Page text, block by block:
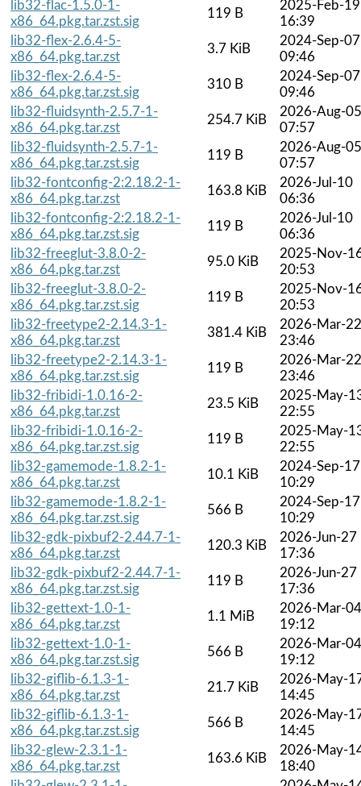
lib32-flac-1.5.0-1-
x86_64.pkg.tar.zst.sig
119 B
2025-Feb-19
16:39
lib32-flex-2.6.4-5-
x86_64.pkg.tar.zst
3.7 KiB
2024-Sep-07
09:46
lib32-flex-2.6.4-5-
x86_64.pkg.tar.zst.sig
310 B
2024-Sep-07
09:46
lib32-fluidsynth-2.5.7-1-
x86_64.pkg.tar.zst
254.7 KiB
2026-Aug-05
07:57
lib32-fluidsynth-2.5.7-1-
x86_64.pkg.tar.zst.sig
119 B
2026-Aug-05
07:57
lib32-fontconfig-2:2.18.2-1-
x86_64.pkg.tar.zst
163.8 KiB
2026-Jul-10
06:36
lib32-fontconfig-2:2.18.2-1-
x86_64.pkg.tar.zst.sig
119 B
2026-Jul-10
06:36
lib32-freeglut-3.8.0-2-
x86_64.pkg.tar.zst
95.0 KiB
2025-Nov-
20:53
lib32-freeglut-3.8.0-2-
x86_64.pkg.tar.zst.sig
119 B
2025-Nov-
20:53
lib32-freetype2-2.14.3-1-
x86_64.pkg.tar.zst
381.4 KiB
2026-Mar-22
23:46
lib32-freetype2-2.14.3-1-
x86_64.pkg.tar.zst.sig
119 B
2026-Mar-22
23:46
lib32-fribidi-1.0.16-2-
x86_64.pkg.tar.zst
23.5 KiB
2025-May-
22:55
lib32-fribidi-1.0.16-2-
x86_64.pkg.tar.zst.sig
119 B
2025-May-
22:55
lib32-gamemode-1.8.2-1-
x86_64.pkg.tar.zst
10.1 KiB
2024-Sep-17
10:29
lib32-gamemode-1.8.2-1-
x86_64.pkg.tar.zst.sig
566 B
2024-Sep-17
10:29
lib32-gdk-pixbuf2-2.44.7-1-
x86_64.pkg.tar.zst
120.3 KiB
2026-Jun-27
17:36
lib32-gdk-pixbuf2-2.44.7-1-
x86_64.pkg.tar.zst.sig
119 B
2026-Jun-27
17:36
lib32-gettext-1.0-1-
x86_64.pkg.tar.zst
1.1 MiB
2026-Mar-04
19:12
lib32-gettext-1.0-1-
x86_64.pkg.tar.zst.sig
566 B
2026-Mar-04
19:12
lib32-giflib-6.1.3-1-
x86_64.pkg.tar.zst
21.7 KiB
2026-May-
14:45
lib32-giflib-6.1.3-1-
x86_64.pkg.tar.zst.sig
566 B
2026-May-
14:45
lib32-glew-2.3.1-1-
x86_64.pkg.tar.zst
163.6 KiB
2026-May-
18:40